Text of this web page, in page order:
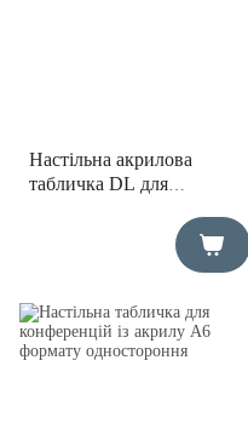
Настільна акрилова
табличка DL для
одностороння (формат 1-3